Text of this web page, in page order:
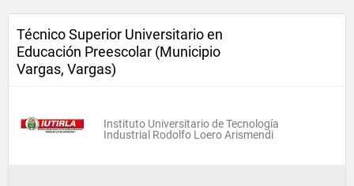
Técnico Superior Universitario en
Educación Preescolar (Municipio
Vargas, Vargas)
Instituto Universitario de Tecnología
Industrial Rodolfo Loero Arismendi